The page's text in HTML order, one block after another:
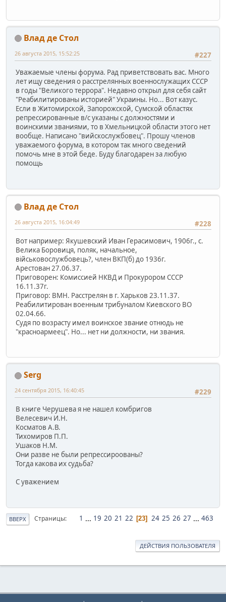
Влад де Стол
#227
26 августа 2015, 15:52:25
Уважаемые члены форума. Рад приветствовать вас. Много
лет ищу сведения о расстрелянных военнослужащих СССР
в годы "Великого террора". Недавно открыл для себя сайт
"Реабилитированы историей" Украины. Но... Вот казус.
Если в Житомирской, Запорожской, Сумской областях
репрессированные в/с указаны с должностями и
воинскими званиями, то в Хмельницкой области этого нет
вообще. Написано "вийскослужбовец". Прошу членов
уважаемого форума, в котором так много сведений
помочь мне в этой беде. Буду благодарен за любую
помощь
Влад де Стол
#228
26 августа 2015, 16:04:49
Вот например: Якушевский Иван Герасимович, 1906г., с.
Велика Боровиця, поляк, начальное,
військовослужбовець?, член ВКП(б) до 1936г.
Арестован 27.06.37.
Приговорен: Комиссией НКВД и Прокурором СССР
16.11.37г.
Приговор: ВМН. Расстрелян в г. Харьков 23.11.37.
Реабилитирован военным трибуналом Киевского ВО
02.04.66.
Судя по возрасту имел воинское звание отнюдь не
"красноармеец". Но... нет ни должности, ни звания.
Serg
#229
24 сентября 2015, 16:40:45
В книге Черушева я не нашел комбригов
Велесевич И.Н.
Косматов А.В.
Тихомиров П.П.
Ушаков Н.М.
Они разве не были репрессироованы?
Тогда какова их судьба?
С уважением
ВВЕРХ Страницы 1 ... 19 20 21 22 23 24 25 26 27 ... 463
ДЕЙСТВИЯ ПОЛЬЗОВАТЕЛЯ